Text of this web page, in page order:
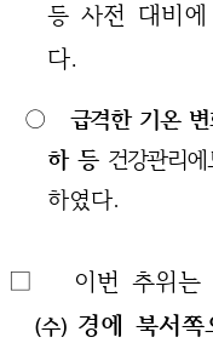
등 사전 대비
다.
○ 급격한 기온 변
하 등건강관리에
하였다.
□ 이번 추위는
(수) 경에 북서쪽